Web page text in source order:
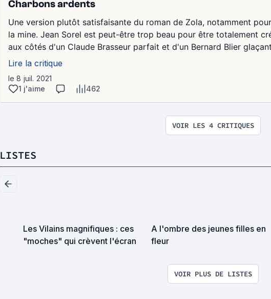
Charbons ardents
Une version plutôt satisfaisante du roman de Zola, notamment
la mine. Jean Sorel est peut-être trop beau pour être totalement
aux côtés d'un Claude Brasseur parfait et d'un Bernard Blier
Lire la critique
le 8 juil. 2021
1 j'aime
462
VOIR LES 4 CRITIQUES
LISTES
Les Vilains magnifiques : ces
"moches" qui crèvent l'écran
A l'ombre des jeunes filles en
fleur
VOIR PLUS DE LISTES